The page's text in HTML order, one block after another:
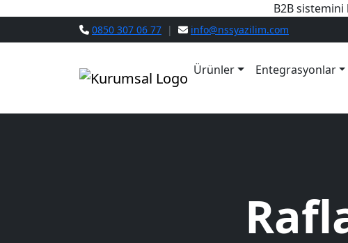
B2B
0850 307 06 77 | info@nssyazilim.com
Ürünler Entegrasyonlar